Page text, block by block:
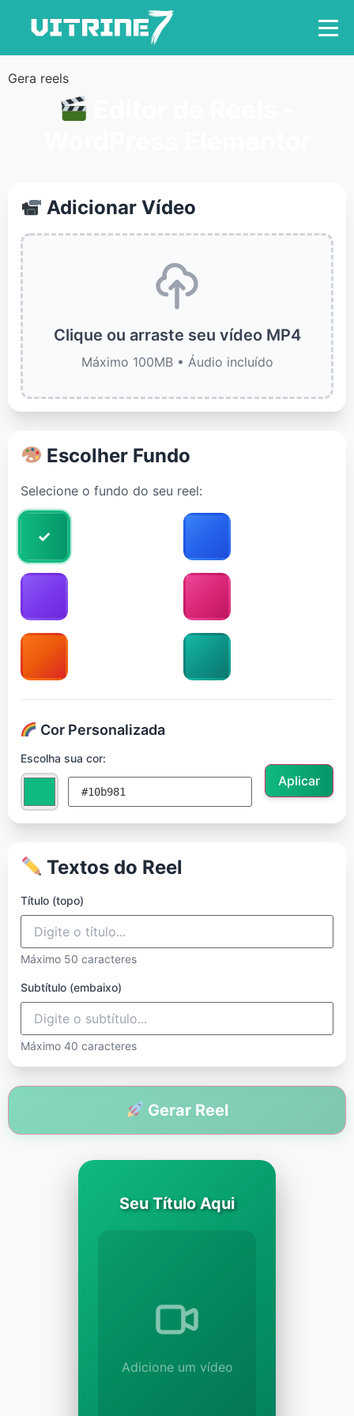
Gera reels
Adicionar Vídeo
Clique ou arraste seu vídeo MP4
Máximo 100MB • Áudio incluído
Escolher Fundo
Selecione o fundo do seu reel:
Cor Personalizada
Escolha sua cor:
Aplicar
Textos do Reel
Título (topo)
Máximo 50 caracteres
Subtítulo (embaixo)
Máximo 40 caracteres
Gerar Reel
Seu Título Aqui
Adicione um vídeo